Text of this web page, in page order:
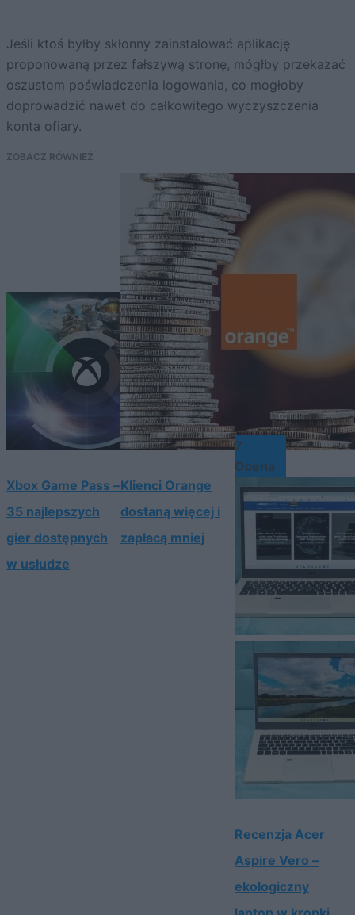
Jeśli ktoś byłby skłonny zainstalować aplikację
proponowaną przez fałszywą stronę, mógłby przekazać
oszustom poświadczenia logowania, co mogłoby
doprowadzić nawet do całkowitego wyczyszczenia
konta ofiary.
ZOBACZ RÓWNIEŻ
Xbox Game Pass –
35 najlepszych
gier dostępnych
w usłudze
Klienci Orange
dostaną więcej i
zapłacą mniej
7
Ocena
Recenzja Acer
Aspire Vero –
ekologiczny